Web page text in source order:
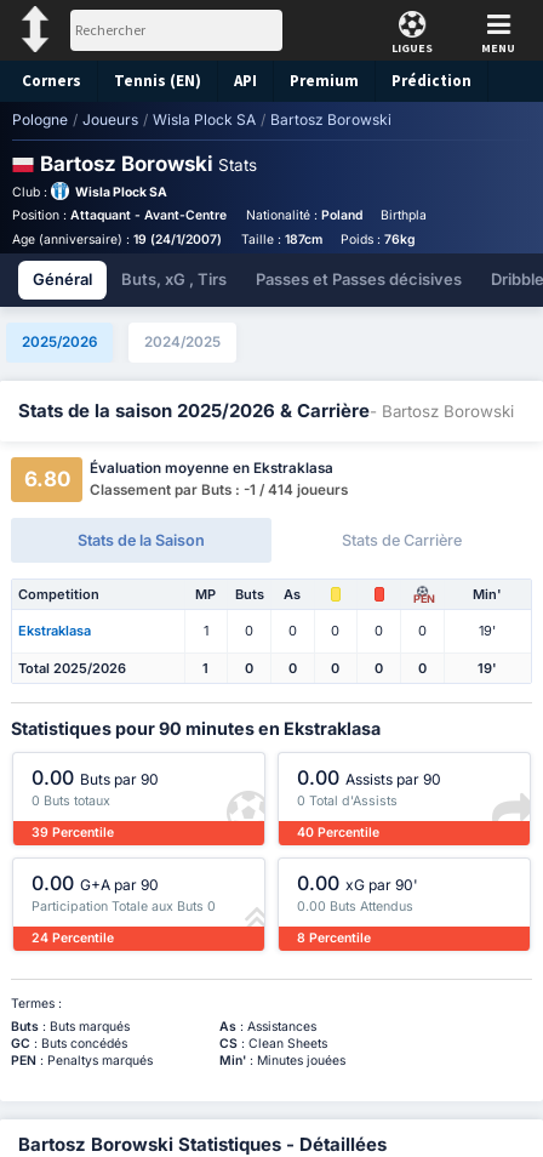
LIGUES MENU
Corners Tennis (EN) API Premium Prédiction
Pologne / Joueurs / Wisla Plock SA / Bartosz Borowski
Bartosz Borowski Stats
Club :
Wisla Plock SA
Position : Attaquant - Avant-Centre Nationalité : Poland Birthplace :
Age (anniversaire) : 19 (24/1/2007) Taille : 187cm Poids :76kg
Général Buts, xG , Tirs Passes et Passes décisives
2025/2026 2024/2025
Stats de la saison 2025/2026 & Carrière- Bartosz Borowski
6.80
Évaluation moyenne en Ekstraklasa
Classement par Buts : -1 / 414 joueurs
Stats de la Saison Stats de Carrière
Competition MP Buts As PEN Min'
Ekstraklasa 1 0 0 0 0 0 19'
Total 2025/2026 1 0 0 0 0 0 19'
Statistiques pour 90 minutes en Ekstraklasa
0.00 Buts par 90
0 Buts totaux
39 Percentile
0.00 Assists par 90
0 Total d'Assists
40 Percentile
0.00 G+A par 90
Participation Totale aux Buts 0
24 Percentile
0.00 xG par 90'
0.00 Buts Attendus
8 Percentile
Termes :
Buts: Buts marqués As: Assistances
GC : Buts concédés CS: Clean Sheets
PEN: Penaltys marqués Min': Minutes jouées
Bartosz Borowski Statistiques - Détaillées